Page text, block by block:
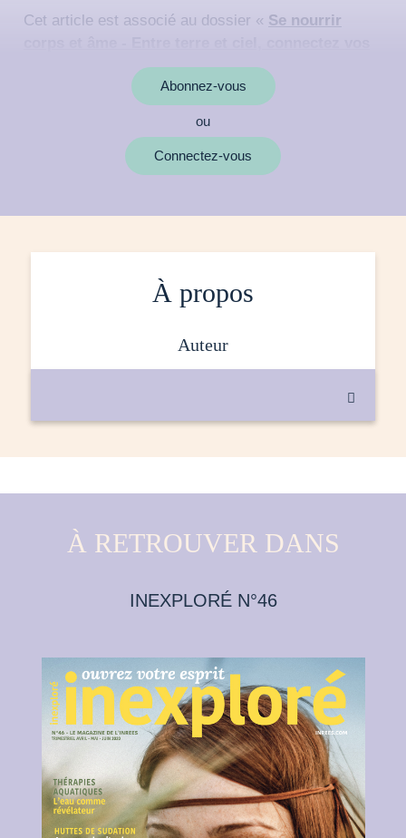
Cet article est associé au dossier « Se nourrir
Abonnez-vous
ou
Connectez-vous
À propos
auteur

À RETROUVER DANS
INEXPLORÉ N°46